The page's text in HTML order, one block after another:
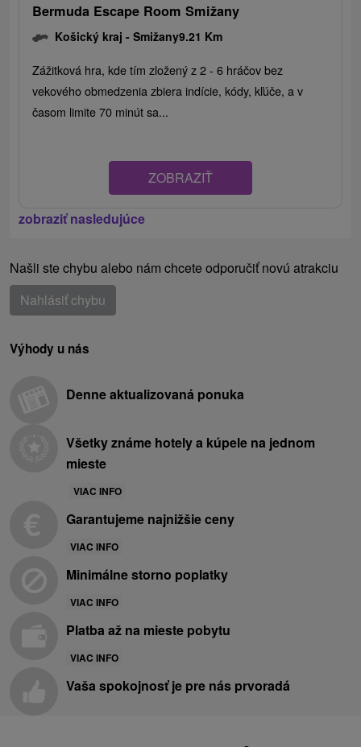
Bermuda Escape Room Smižany
Košický kraj -Smižany9.21 Km
Zážitková hra, kde tím zložený z 2 - 6 hráčov bez
vekového obmedzenia zbiera indície, kódy, kľúče, a v
časom limite 70 minút sa...
ZOBRAZIŤ
zobraziť nasledujúce
Našli ste chybu alebo nám chcete odporučiť novú atrakciu
Nahlásiť chybu
Výhody u nás
Denne aktualizovaná ponuka
Všetky známe hotely a kúpele na jednom
mieste
VIAC INFO
Garantujeme najnižšie ceny
VIAC INFO
Minimálne storno poplatky
VIAC INFO
Platba až na mieste pobytu
VIAC INFO
Vaša spokojnosť je pre nás prvoradá